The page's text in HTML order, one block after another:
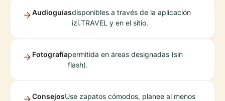
Audioguíasdisponibles a través de la aplicación
izi.TRAVEL y en el sitio.
Fotografíapermitida en áreas designadas (sin
flash).
ConsejosUse zapatos cómodos, planee al menos